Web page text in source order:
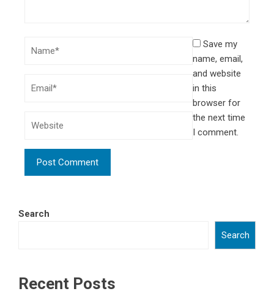
Save my
name, email,
and website
in this
browser for
the next time
I comment.
Search
Search
Recent Posts